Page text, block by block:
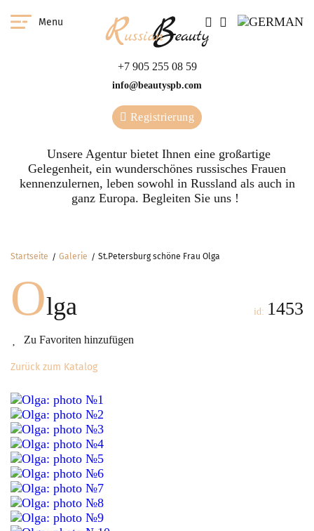
Menu
+7 905 255 08 59
info@beautyspb.com
Registrierung
Unsere Agentur bietet Ihnen eine großartige
Gelegenheit, ein wunderschönes russisches Frauen
kennenzulernen, leben sowohl in Russland als auch in
ganz Europa. Begleiten Sie uns !
Startseite Galerie St.Petersburg schöne Frau Olga
Olga
Zu Favoriten hinzufügen
id: 1453
Zurück zum Katalog